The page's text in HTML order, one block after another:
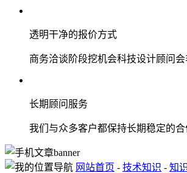
透明干净的报价方式
商务洽谈阶段挖机会科技设计顾问
长期顾问服务
我们与众多客户都保持长期稳定的
网站首页 - 技术知识 - 知